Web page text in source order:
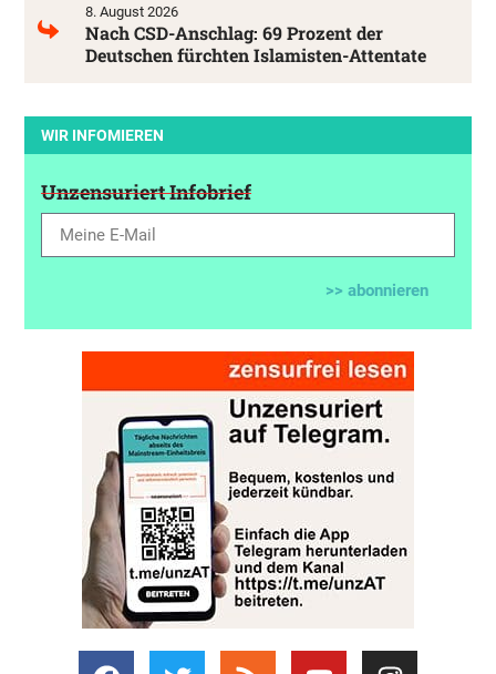
8. August 2026
Nach CSD-Anschlag: 69 Prozent der
Deutschen fürchten Islamisten-Attentate
WIR INFOMIEREN
Unzensuriert Infobrief
>> abonnieren